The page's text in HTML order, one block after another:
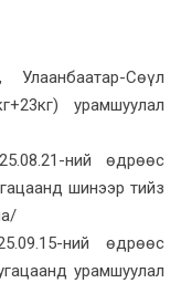
Сөүл
урамшуулал
ний өдрөөс
шинээр тийз
ний өдрөөс
урамшуулал